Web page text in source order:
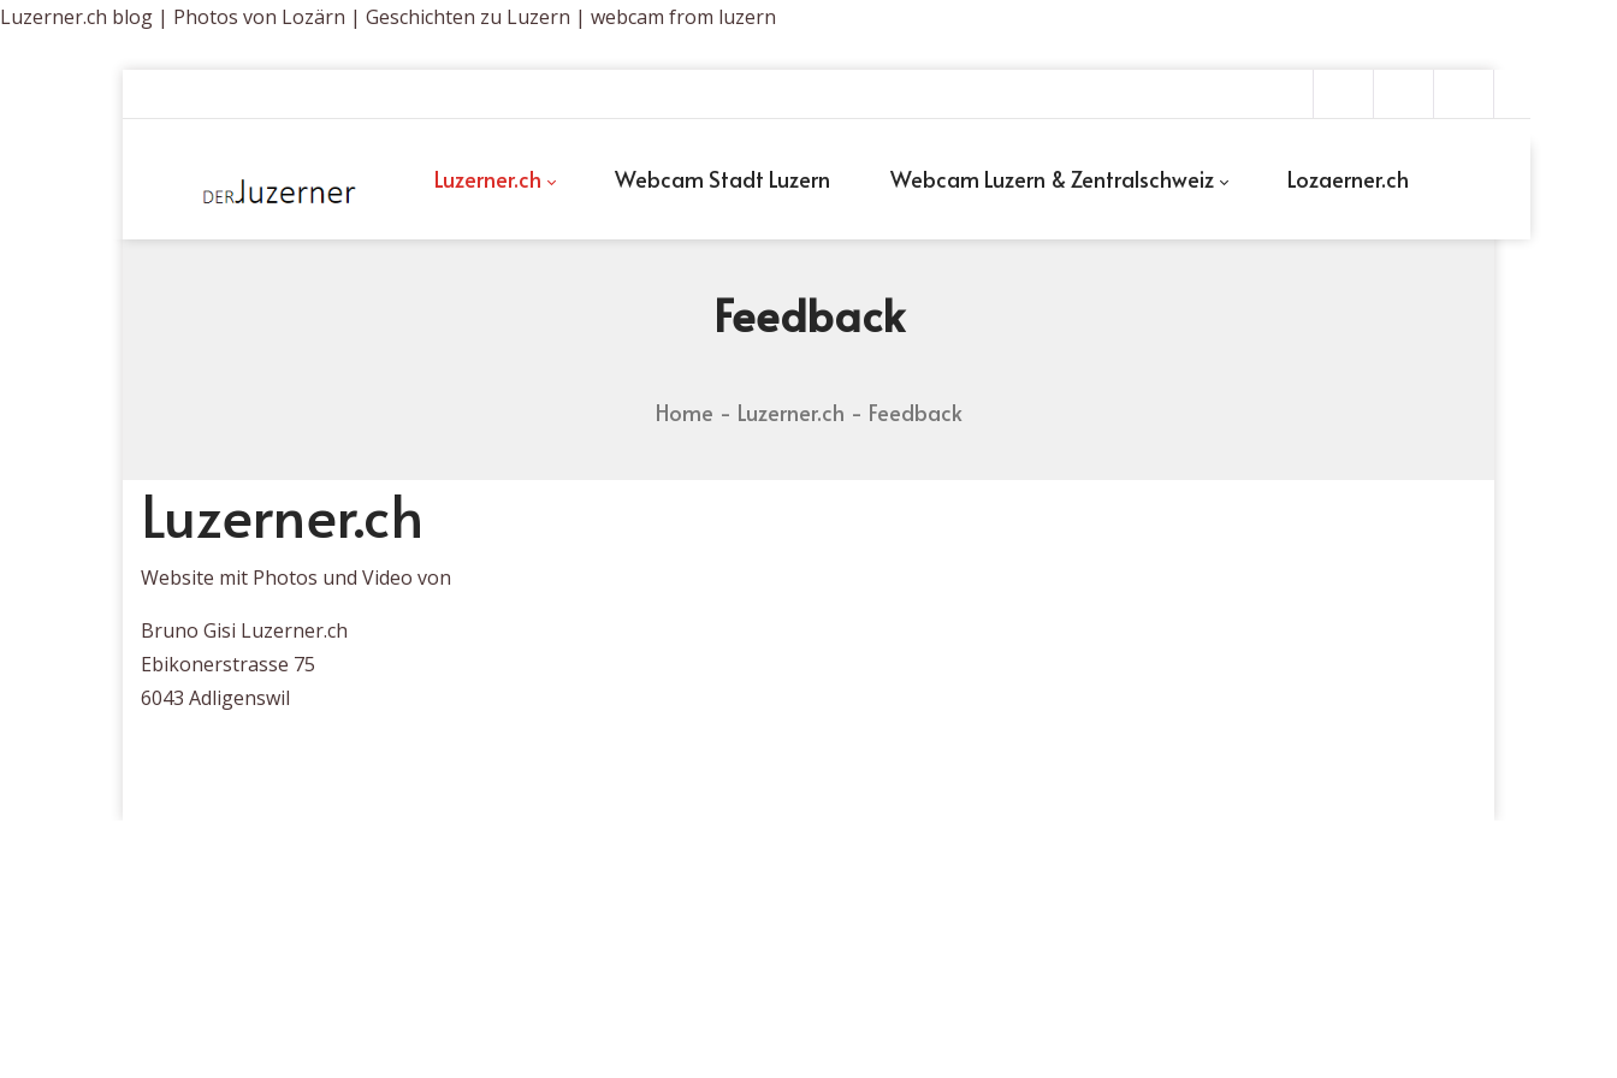
Luzerner.ch blog | Photos von Lozärn | Geschichten zu Luzern | webcam from luzern
Luzerner.ch Webcam Stadt Luzern Webcam Luzern & Zentralschweiz Lozaerner.ch
Feedback
Home Luzerner.ch Feedback
Luzerner.ch
Website mit Photos und Video von
Bruno Gisi Luzerner.ch
Ebikonerstrasse 75
6043 Adligenswil